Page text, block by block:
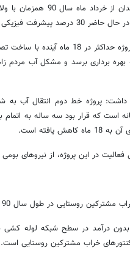
محمدرضا کرمی ‌نژاد گفت: قرار داد خط دوم
فیزیکی دارد.
وی افزود: با برنامه ‌ریزی‌ های صورت گرفته قرار است این
است که قرار بود سه ساله به اتمام
است.
فعالیت در این پروژه، از نیروهای
درآمد در سطح شبکه لوله کشی
خراب مشترکین روستایی است.